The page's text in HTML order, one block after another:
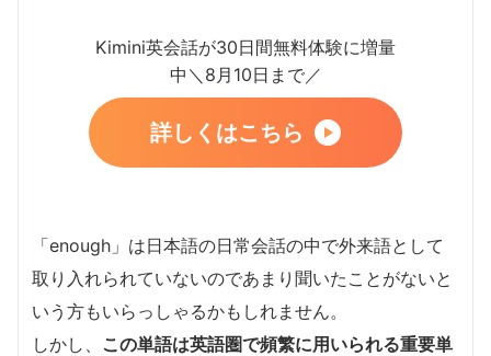
Kimini英会話が30日間無料体験に増量
中＼8月10日まで／
詳しくはこちら
「enough」は日本語の日常会話の中で外来語として
取り入れられていないのであまり聞いたことがないと
いう方もいらっしゃるかもしれません。
しかし、 この単語は英語圏で頻繁に用いられる重要単